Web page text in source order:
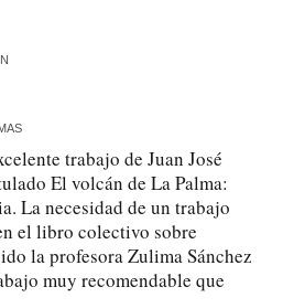
trabajo de Juan José
El volcán de La Palma:
La necesidad de un trabajo
el libro colectivo sobre
la profesora Zulima Sánchez
muy recomendable que